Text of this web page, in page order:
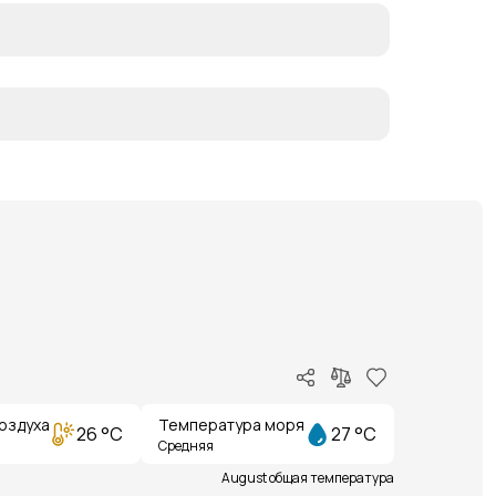
26 °C Температура моря
Средняя 27 °C
August общая температура